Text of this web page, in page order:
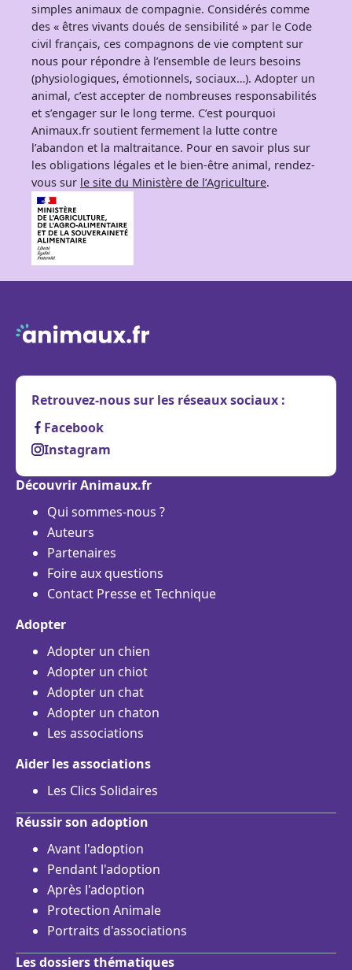
simples animaux de compagnie. Considérés comme
des « êtres vivants doués de sensibilité » par le Code
civil français, ces compagnons de vie comptent sur
nous pour répondre à l’ensemble de leurs besoins
(physiologiques, émotionnels, sociaux…). Adopter un
animal, c’est accepter de nombreuses responsabilités
et s’engager sur le long terme. C’est pourquoi
Animaux.fr soutient fermement la lutte contre
l’abandon et la maltraitance. Pour en savoir plus sur
les obligations légales et le bien-être animal, rendez-
vous sur le site du Ministère de l’Agriculture.
Retrouvez-nous sur les réseaux sociaux :
Facebook
Instagram
Découvrir Animaux.fr
Qui sommes-nous ?
Auteurs
Partenaires
Foire aux questions
Contact Presse et Technique
Adopter
Adopter un chien
Adopter un chiot
Adopter un chat
Adopter un chaton
Les associations
Aider les associations
Les Clics Solidaires
Réussir son adoption
Avant l'adoption
Pendant l'adoption
Après l'adoption
Protection Animale
Portraits d'associations
Les dossiers thématiques